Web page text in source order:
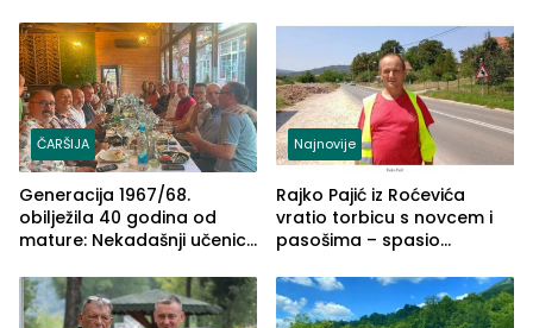
ČARŠIJA
Generacija 1967/68.
obilježila 40 godina od
mature: Nekadašnji učenici
(FOTO)
Najnovije
Rajko Pajić iz Roćevića
vratio torbicu s novcem i
pasošima – spasio
Grčkoj